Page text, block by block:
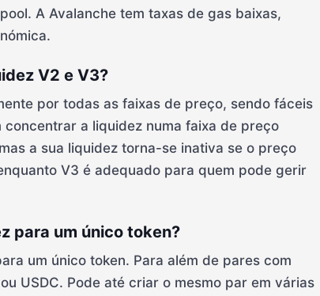
A Avalanche tem taxas de gas baixas,
V2 e V3?
por todas as faixas de preço, sendo fáceis
a liquidez numa faixa de preço
a sua liquidez torna-se inativa se o preço
V3 é adequado para quem pode gerir
para um único token?
um único token. Para além de pares com
USDC. Pode até criar o mesmo par em várias